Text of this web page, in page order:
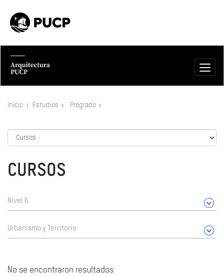
Inicio Estudios Pregrado
CURSOS
Nivel 6
Urbanismo y Territorio
No se encontraron resultados